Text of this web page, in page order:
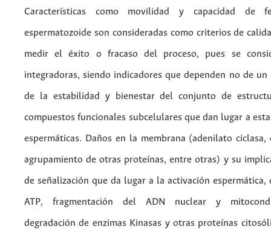
Características como movilidad y capacidad de
espermatozoide son consideradas como criterios de
medir el éxito o fracaso del proceso, pues se
integradoras, siendo indicadores que dependen no de
de la estabilidad y bienestar del conjunto de
compuestos funcionales subcelulares que dan lugar a
espermáticas. Daños en la membrana (adenilato ciclasa,
agrupamiento de otras proteínas, entre otras) y su
de señalización que da lugar a la activación espermática,
ATP, fragmentación del ADN nuclear y
degradación de enzimas Kinasas y otras proteínas